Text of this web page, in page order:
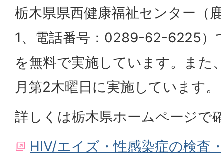
栃木県県西健康福祉センター（
1、電話番号：0289-62-6225）
を無料で実施しています。また
月第2木曜日に実施しています。
詳しくは栃木県ホームページで
HIV/エイズ・性感染症の検査